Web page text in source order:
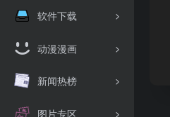
软件下载
动漫漫画
新闻热榜
图片专区